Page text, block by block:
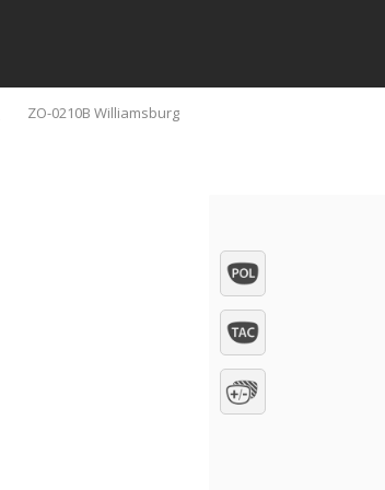
ZO-0210B Williamsburg